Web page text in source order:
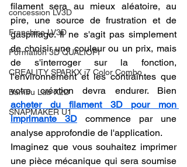
concession LV3D
Franchise LV3D
Formation 3D QUALIOPI
CREALITY SPARKX i7 Color Combo
Bambu Lab X2D
SNAPMAKER U1
filament sera au mieux aléatoire, au
pire, une source de frustration et de
gaspillage. Il ne s'agit pas simplement
de choisir une couleur ou un prix, mais
de s'interroger sur la fonction,
l'environnement et les contraintes que
acheter du filament 3D pour mon
imprimante 3D commence par une
analyse approfondie de l'application.
Imaginez que vous souhaitez imprimer
une pièce mécanique qui sera soumise